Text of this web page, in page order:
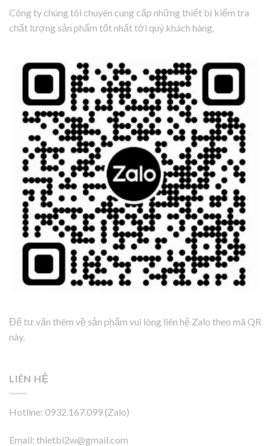
Công ty chúng tôi chuyên cung cấp những thiết bị kiểm tra
chất lượng sản phẩm tốt nhất tới quý khách hàng.
Để tư vấn thêm về sản phẩm vui lòng liên hệ Zalo theo mã QR
này.
LIÊN HỆ
Hotline: 0932.167.099 (Zalo)
Email: thietbi2w@gmail.com